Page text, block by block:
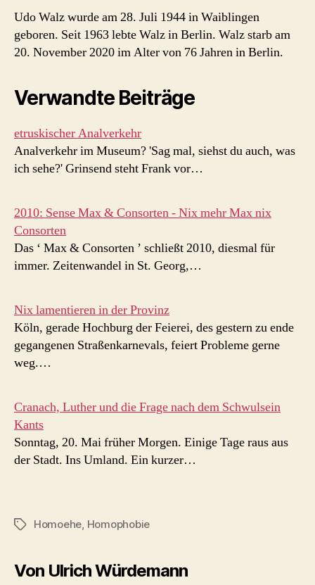
Udo Walz wurde am 28. Juli 1944 in Waiblingen
geboren. Seit 1963 lebte Walz in Berlin. Walz starb am
20. November 2020 im Alter von 76 Jahren in Berlin.
Verwandte Beiträge
etruskischer Analverkehr
Analverkehr im Museum? 'Sag mal, siehst du auch, was
ich sehe?' Grinsend steht Frank vor…
2010: Sense Max & Consorten - Nix mehr Max nix
Consorten
Das ‘ Max & Consorten ’ schließt 2010, diesmal für
immer. Zeitenwandel in St. Georg,…
Nix lamentieren in der Provinz
Köln, gerade Hochburg der Feierei, des gestern zu ende
gegangenen Straßenkarnevals, feiert Probleme gerne
weg.…
Cranach, Luther und die Frage nach dem Schwulsein
Kants
Sonntag, 20. Mai früher Morgen. Einige Tage raus aus
der Stadt. Ins Umland. Ein kurzer…
Schlagwörter
Homoehe, Homophobie
Von Ulrich Würdemann